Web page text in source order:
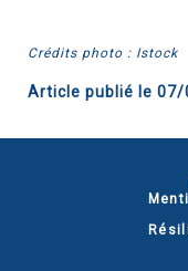
Crédits photo : Istock
Article publié le 07/